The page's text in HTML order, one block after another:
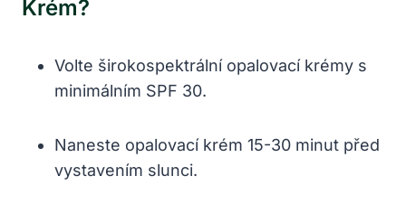
Krém?
Volte širokospektrální opalovací krémy s
minimálním SPF 30.
Naneste opalovací krém 15-30 minut před
vystavením slunci.